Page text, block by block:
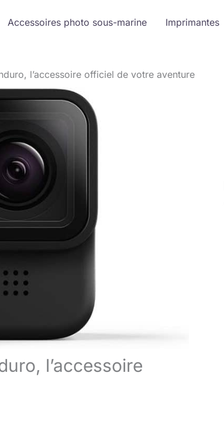
Accessoires photo sous-marine Imprimantes
l’accessoire officiel de votre aventure
l’accessoire